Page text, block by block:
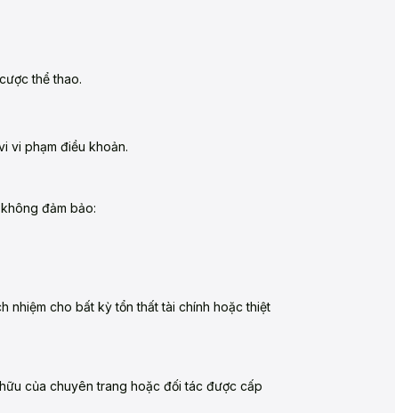
thể thao.
vi phạm điều khoản.
đảm bảo:
nhiệm cho bất kỳ tổn thất tài chính hoặc thiệt
của chuyên trang hoặc đối tác được cấp